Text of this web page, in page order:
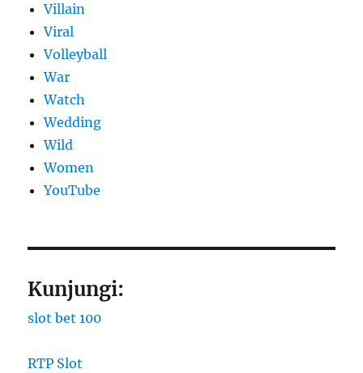
Villain
Viral
Volleyball
War
Watch
Wedding
Wild
Women
YouTube
Kunjungi:
slot bet 100
RTP Slot